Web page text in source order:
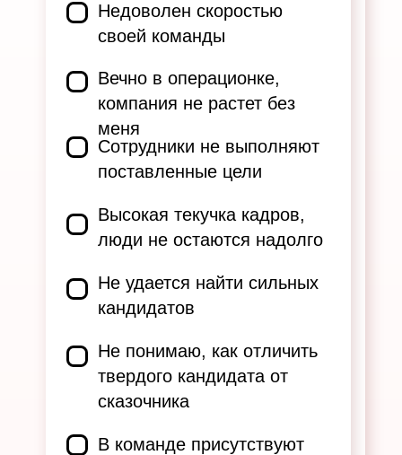
Недоволен скоростью
своей команды
Сотрудники не выполняют
поставленные цели
Высокая текучка кадров,
люди не остаются надолго
Не удается найти сильных
кандидатов
Не понимаю, как отличить
твердого кандидата от
сказочника
В команде присутствуют
Вечно в операционке,
компания не растет без
меня